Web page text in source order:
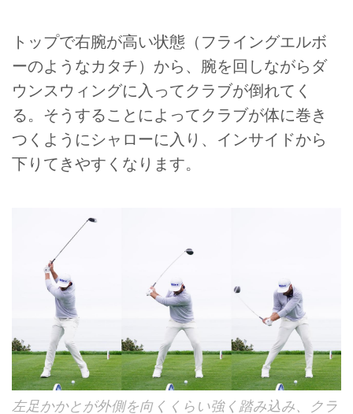
トップで右腕が高い状態（フライングエルボ
ーのようなカタチ）から、腕を回しながらダ
ウンスウィングに入ってクラブが倒れてく
る。そうすることによってクラブが体に巻き
つくようにシャローに入り、インサイドから
下りてきやすくなります。
左足かかとが外側を向くくらい強く踏み込み、クラ